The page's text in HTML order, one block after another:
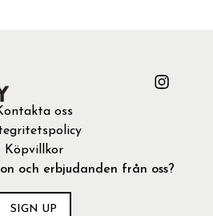
oss
Köpvillkor
och erbjudanden från oss?
SIGN UP